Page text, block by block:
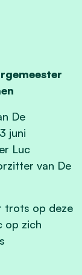
De
juni
Luc
van De
trots op deze
op zich